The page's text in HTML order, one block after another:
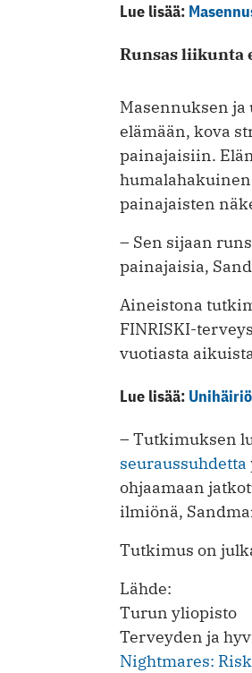
Lue lisää:
Runsas liikunta
Masennuksen
elämään, kova
painajaisiin.
painajaisten
– Sen sijaan
painajaisia,
Aineistona
FINRISKI-
vuotiasta
Lue lisää:
– Tutkimuksen
seuraussuhdetta
ohjaamaan
ilmiönä,
Tutkimus on
Lähde:
Turun yliopisto
Terveyden ja
Nightmares: